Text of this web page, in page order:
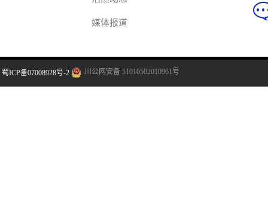
媒体报道
蜀ICP备07008928号-2 川公网安备 51010502010961号